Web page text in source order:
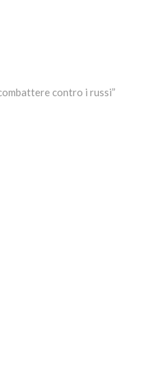
contro i russi”